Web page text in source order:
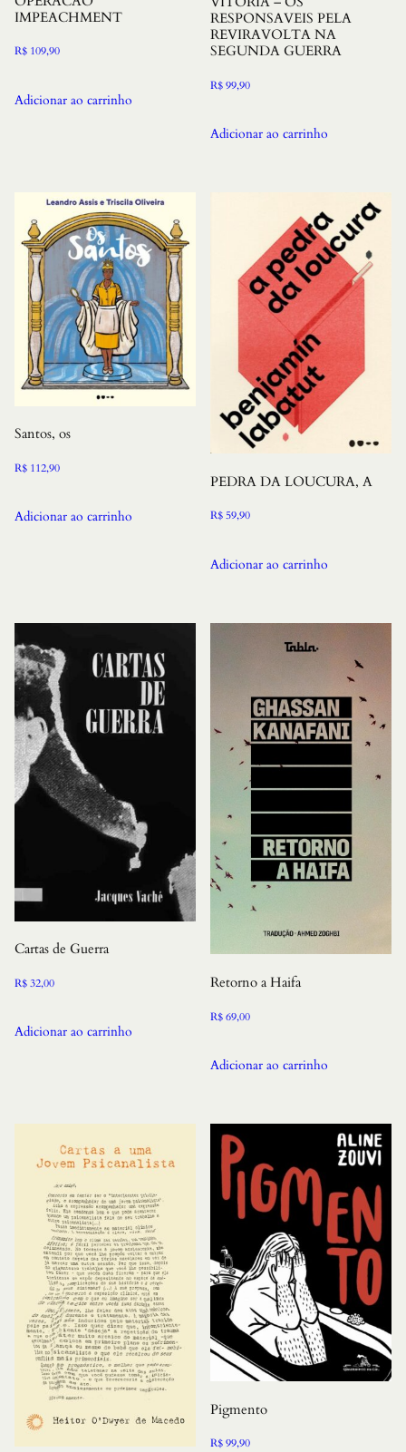
IMPEACHMENT
R$ 109,90
Adicionar ao carrinho
RESPONSAVEIS PELA
REVIRAVOLTA NA
SEGUNDA GUERRA
R$99,90
Adicionar ao carrinho
Santos, os
R$ 112,90
Adicionar ao carrinho
PEDRA DA LOUCURA, A
R$59,90
Adicionar ao carrinho
Cartas de Guerra
R$32,00
Adicionar ao carrinho
Retorno a Haifa
R$69,00
Adicionar ao carrinho
Pigmento
R$99,90